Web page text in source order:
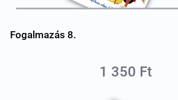
Fogalmazás 8.
1 350 Ft